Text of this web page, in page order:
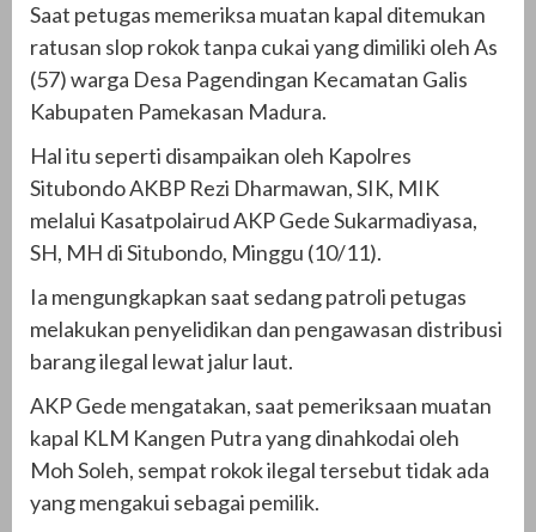
Saat petugas memeriksa muatan kapal ditemukan
ratusan slop rokok tanpa cukai yang dimiliki oleh As
(57) warga Desa Pagendingan Kecamatan Galis
Kabupaten Pamekasan Madura.
Hal itu seperti disampaikan oleh Kapolres
Situbondo AKBP Rezi Dharmawan, SIK, MIK
melalui Kasatpolairud AKP Gede Sukarmadiyasa,
SH, MH di Situbondo, Minggu (10/11).
Ia mengungkapkan saat sedang patroli petugas
melakukan penyelidikan dan pengawasan distribusi
barang ilegal lewat jalur laut.
AKP Gede mengatakan, saat pemeriksaan muatan
kapal KLM Kangen Putra yang dinahkodai oleh
Moh Soleh, sempat rokok ilegal tersebut tidak ada
yang mengakui sebagai pemilik.